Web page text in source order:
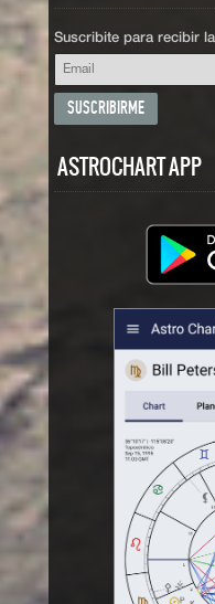
Suscribite para recibir
ASTROCHART APP